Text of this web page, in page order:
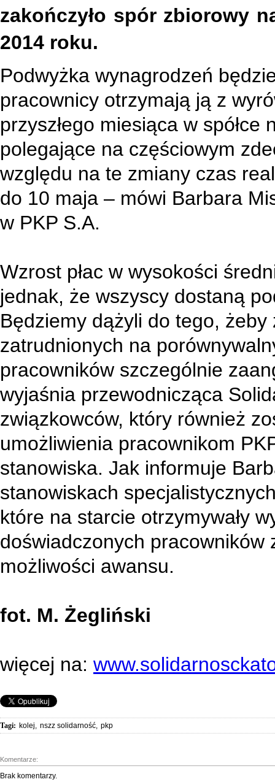
zakończyło spór zbiorowy
2014 roku.
Podwyżka wynagrodzeń
pracownicy otrzymają ją z
przyszłego miesiąca w
polegające na częściowym
względu na te zmiany czas
do 10 maja – mówi Barbara
w PKP S.A.
Wzrost płac w wysokości
jednak, że wszyscy dostaną
Będziemy dążyli do tego,
zatrudnionych na
pracowników szczególnie
wyjaśnia przewodnicząca
związkowców, który również
umożliwienia pracownikom
stanowiska. Jak informuje
stanowiskach
które na starcie otrzymywały
doświadczonych
możliwości awansu.
fot. M. Żegliński
więcej na:
Tagi: kolej, nszz solidarność, pkp
Komentarze:
Brak komentarzy.